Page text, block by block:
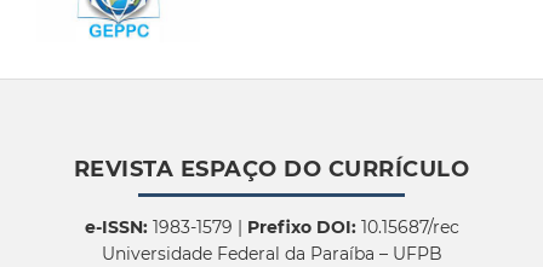
REVISTA ESPAÇO DO CURRÍCULO
e-ISSN:1983-1579 | Prefixo DOI:10.15687/rec
Universidade Federal da Paraíba – UFPB